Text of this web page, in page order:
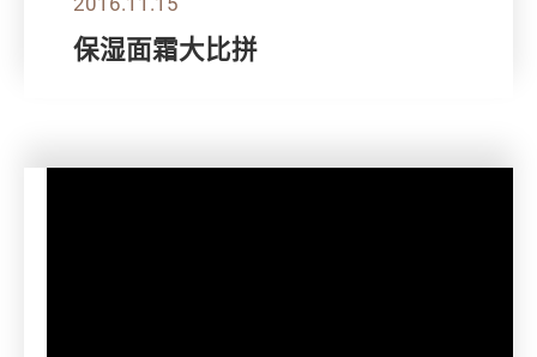
保湿面霜大比拼